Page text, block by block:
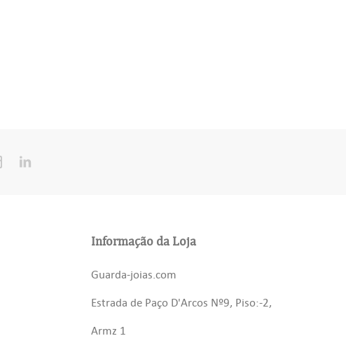
Informação da Loja
Guarda-joias.com
Estrada de Paço D'Arcos Nº9, Piso:-2,
Armz 1